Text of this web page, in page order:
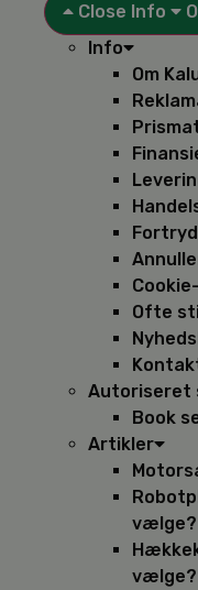
Close Info
Info
Om
Ofte
Autoriseret
Book
Artikler
vælge?
vælge?